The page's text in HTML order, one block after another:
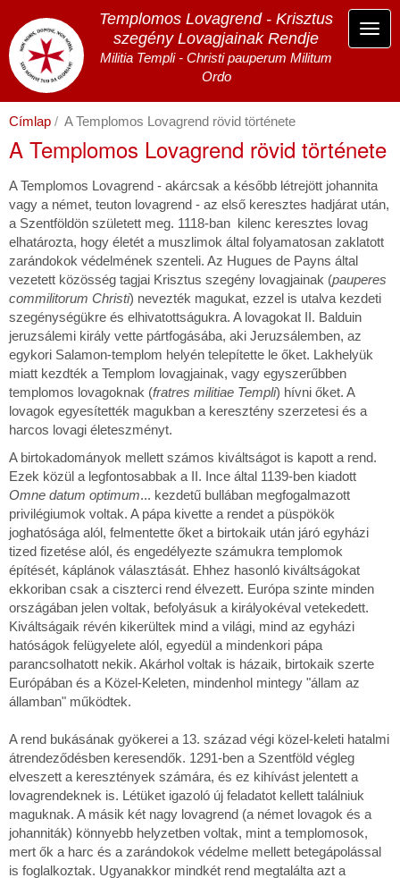
tartalomra
Templomos Lovagrend - Krisztus
szegény Lovagjainak Rendje
Militia Templi - Christi pauperum Militum
Ordo
Címlap A Templomos Lovagrend rövid története
A Templomos Lovagrend rövid története
A Templomos Lovagrend - akárcsak a később létrejött johannita
vagy a német, teuton lovagrend - az első keresztes hadjárat után,
a Szentföldön született meg. 1118-ban kilenc keresztes lovag
elhatározta, hogy életét a muszlimok által folyamatosan zaklatott
zarándokok védelmének szenteli. Az Hugues de Payns által
vezetett közösség tagjai Krisztus szegény lovagjainak (pauperes
commilitorum Christi) nevezték magukat, ezzel is utalva kezdeti
szegénységükre és elhivatottságukra. A lovagokat II. Balduin
jeruzsálemi király vette pártfogásába, aki Jeruzsálemben, az
egykori Salamon-templom helyén telepítette le őket. Lakhelyük
miatt kezdték a Templom lovagjainak, vagy egyszerűbben
templomos lovagoknak (fratres militiae Templi) hívni őket. A
lovagok egyesítették magukban a keresztény szerzetesi és a
harcos lovagi életeszményt.
A birtokadományok mellett számos kiváltságot is kapott a rend.
Ezek közül a legfontosabbak a II. Ince által 1139-ben kiadott
Omne datum optimum... kezdetű bullában megfogalmazott
privilégiumok voltak. A pápa kivette a rendet a püspökök
joghatósága alól, felmentette őket a birtokaik után járó egyházi
tized fizetése alól, és engedélyezte számukra templomok
építését, káplánok választását. Ehhez hasonló kiváltságokat
ekkoriban csak a ciszterci rend élvezett. Európa szinte minden
országában jelen voltak, befolyásuk a királyokéval vetekedett.
Kiváltságaik révén kikerültek mind a világi, mind az egyházi
hatóságok felügyelete alól, egyedül a mindenkori pápa
parancsolhatott nekik. Akárhol voltak is házaik, birtokaik szerte
Európában és a Közel-Keleten, mindenhol mintegy "állam az
államban" működtek.
A rend bukásának gyökerei a 13. század végi közel-keleti hatalmi
átrendeződésben keresendők. 1291-ben a Szentföld végleg
elveszett a keresztények számára, és ez kihívást jelentett a
lovagrendeknek is. Létüket igazoló új feladatot kellett találniuk
maguknak. A másik két nagy lovagrend (a német lovagok és a
johanniták) könnyebb helyzetben voltak, mint a templomosok,
mert ők a harc és a zarándokok védelme mellett betegápolással
is foglalkoztak. Ugyanakkor mindkét rend megtalálta azt a